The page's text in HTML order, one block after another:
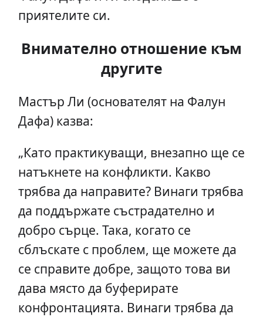
приятелите си.
Внимателно отношение към
другите
Мастър Ли (основателят на Фалун
Дафа) казва:
„Като практикуващи, внезапно ще се
натъкнете на конфликти. Какво
трябва да направите? Винаги трябва
да поддържате състрадателно и
добро сърце. Така, когато се
сблъскате с проблем, ще можете да
се справите добре, защото това ви
дава място да буферирате
конфронтацията. Винаги трябва да